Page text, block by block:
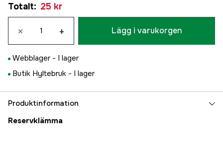
Totalt: 25 kr
× + Lägg i varukorgen
Webblager - I lager
Butik Hyltebruk - I lager
Produktinformation
Reservklämma